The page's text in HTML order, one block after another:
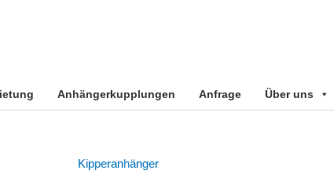
Anhängerkupplungen Anfrage Über uns
Kipperanhänger
3